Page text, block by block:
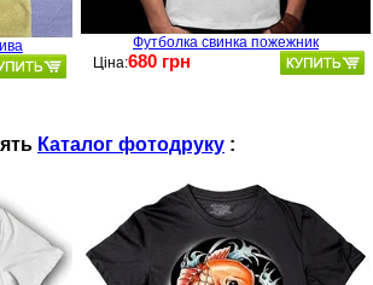
Футболка свинка пожежник
Ціна:680 грн
Каталог фотодруку :